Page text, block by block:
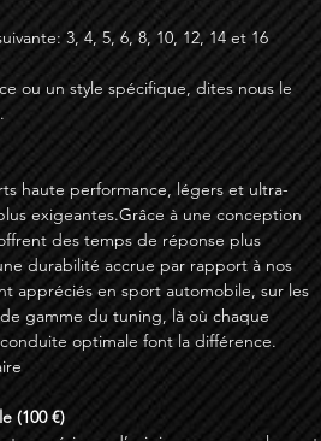
3, 4, 5, 6, 8, 10, 12, 14 et 16
ou un style spécifique, dites nous le
haute performance, légers et ultra-
exigeantes.Grâce à une conception
des temps de réponse plus
durabilité accrue par rapport à nos
appréciés en sport automobile, sur les
gamme du tuning, là où chaque
optimale font la différence.
(100 €)